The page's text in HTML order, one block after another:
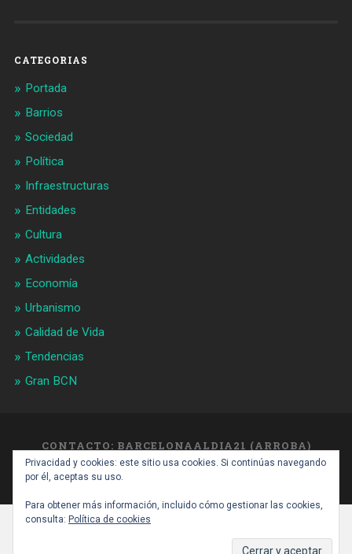
CATEGORIAS
Portada
Barrios
Sociedad
Política
Infraestructuras
Entidades
Cultura
Actividades
Economía
Urbanismo
Calidad de Vida
Tendencias
Gran BCN
CONTACTO: BARCELONAALDIA21 (ARROBA)
GMAIL.COM
Privacidad y cookies: este sitio usa cookies. Si continúas navegando
por él, aceptas su uso.
Para obtener más información, incluido cómo gestionar las cookies,
consulta: Política de cookies